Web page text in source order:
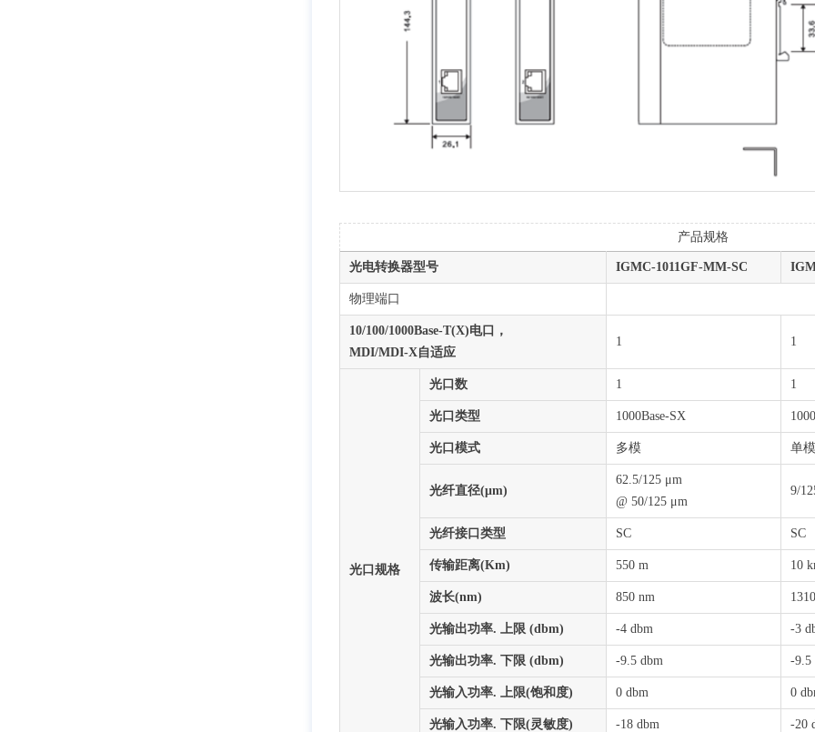
产品规格
光电转换器型号 IGMC-1011GF-MM-SC
物理端口
10/100/1000Base-T(X)电口，
MDI/MDI-X自适应
1 1
光口规格
光口数 1 1
光口类型 1000Base-SX
光口模式 多模 单模
光纤直径(μm)
62.5/125 μm
@ 50/125 μm
9/
光纤接口类型 SC SC
传输距离(Km) 550 m 10
波长(nm) 850 nm
光输出功率. 上限 (dbm) -4 dbm -3
光输出功率. 下限 (dbm) -9.5 dbm -9.5
光输入功率. 上限(饱和度) 0 dbm 0
光输入功率. 下限(灵敏度) -18 dbm -20